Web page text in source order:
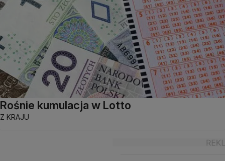
Rośnie kumulacja w Lotto
Z KRAJU